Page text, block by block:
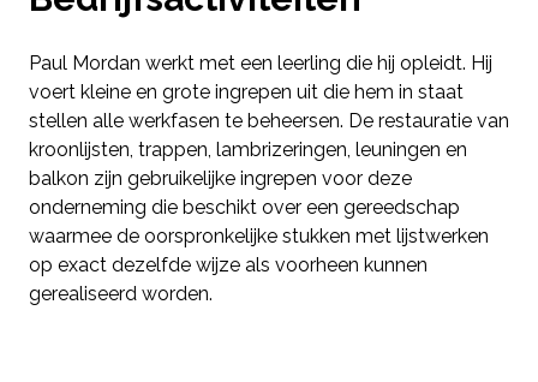
Paul Mordan werkt met een leerling die hij opleidt. Hij
voert kleine en grote ingrepen uit die hem in staat
stellen alle werkfasen te beheersen. De restauratie van
kroonlijsten, trappen, lambrizeringen, leuningen en
balkon zijn gebruikelijke ingrepen voor deze
onderneming die beschikt over een gereedschap
waarmee de oorspronkelijke stukken met lijstwerken
op exact dezelfde wijze als voorheen kunnen
gerealiseerd worden.